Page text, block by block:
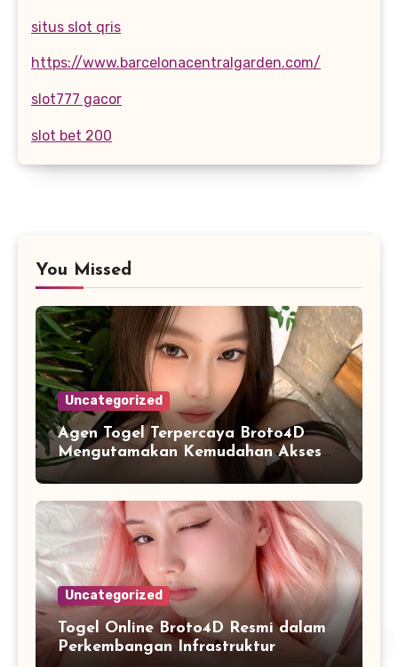
situs slot qris
https://www.barcelonacentralgarden.com/
slot777 gacor
slot bet 200
You Missed
Uncategorized
Agen Togel Terpercaya Broto4D
Mengutamakan Kemudahan Akses
dan Penyajian Data
Uncategorized
Togel Online Broto4D Resmi dalam
Perkembangan Infrastruktur